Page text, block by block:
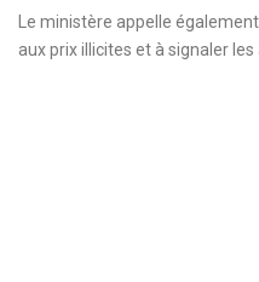
Le ministère appelle
aux prix illicites et à signaler